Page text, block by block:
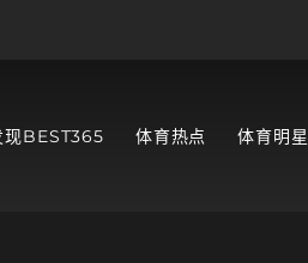
现BEST365 体育热点 体育明星